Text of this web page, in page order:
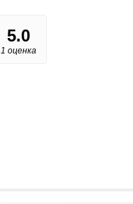
5.0
1 оценка